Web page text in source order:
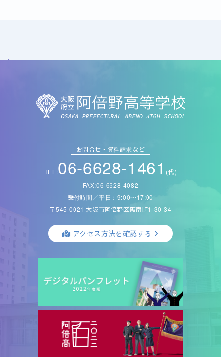
お問合せ・資料請求など
TEL:06-6628-1461 (代)
FAX:06-6628-4082
受付時間／平日：9:00〜17:00
〒545-0021 大阪市阿倍野区阪南町1-30-34
アクセス方法を確認する